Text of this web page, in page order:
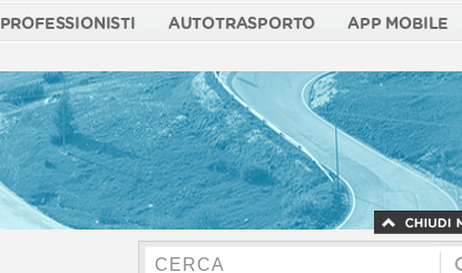
PROFESSIONISTI AUTOTRASPORTO APP MOBILE